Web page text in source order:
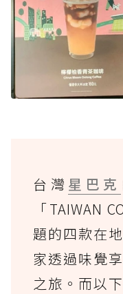
台灣 星巴克
「TAIWAN
題的四款在
家透過味覺
之旅。而以